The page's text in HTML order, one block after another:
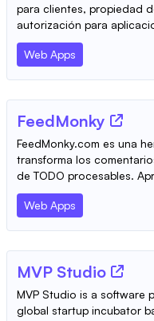
para clientes, propiedad
autorización para
Web Apps
FeedMonky
FeedMonky.com es una
transforma los
de TODO procesables.
Web Apps
MVP Studio
MVP Studio is a software
global startup incubator